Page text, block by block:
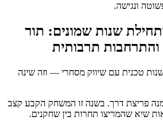
ונגישה.
שנות שמונים: תור
תרבותית
נפגשה חדשנות טכנית עם שיווק מסחרי — וזה שינה
פריצת דרך. בשנה זו המשחק הקבע קצב
שיא שהמריצו תחרות בין שחקנים.